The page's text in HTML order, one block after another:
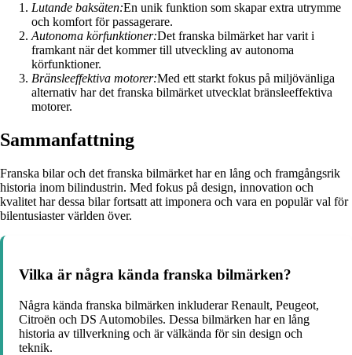
Lutande baksäten:En unik funktion som skapar extra utrymme
och komfort för passagerare.
Autonoma körfunktioner:Det franska bilmärket har varit i
framkant när det kommer till utveckling av autonoma
körfunktioner.
Bränsleeffektiva motorer:Med ett starkt fokus på miljövänliga
alternativ har det franska bilmärket utvecklat bränsleeffektiva
motorer.
Sammanfattning
Franska bilar och det franska bilmärket har en lång och framgångsrik
historia inom bilindustrin. Med fokus på design, innovation och
kvalitet har dessa bilar fortsatt att imponera och vara en populär val för
bilentusiaster världen över.
Vilka är några kända franska bilmärken?
Några kända franska bilmärken inkluderar Renault, Peugeot,
Citroën och DS Automobiles. Dessa bilmärken har en lång
historia av tillverkning och är välkända för sin design och
teknik.